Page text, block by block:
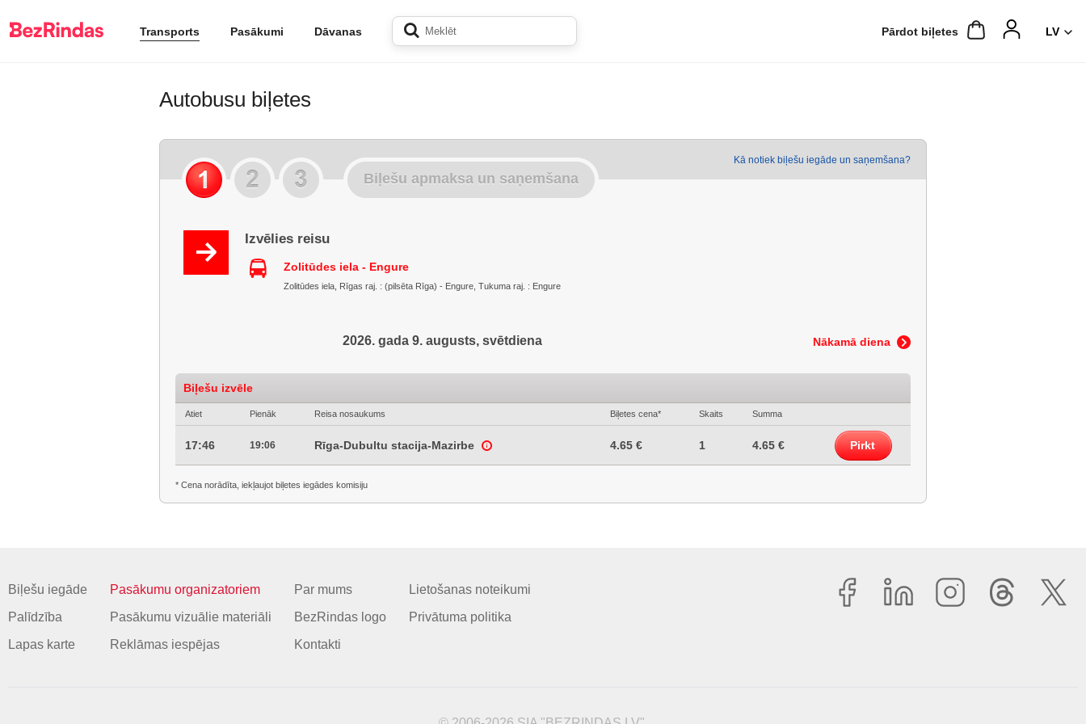
Transports Pasākumi Dāvanas Pārdot biļetes
Autobusu biļetes
Kā notiek biļešu iegāde un saņemšana?
Biļešu apmaksa un saņemšana
Izvēlies reisu
Zolitūdes iela - Engure
Zolitūdes iela, Rīgas raj. : (pilsēta Rīga) - Engure, Tukuma raj. : Engure
Nākamā diena
2026. gada 9. augusts, svētdiena
Biļešu izvēle
Atiet Pienāk Reisa nosaukums Biļetes cena* Skaits Summa
17:46 19:06 Rīga-Dubultu stacija-Mazirbe 4.65 € 1 4.65 € Pirkt
* Cena norādīta, iekļaujot biļetes iegādes komisiju
Biļešu iegāde
Palīdzība
Lapas karte
Pasākumu organizatoriem
Pasākumu vizuālie materiāli
Reklāmas iespējas
Par mums
BezRindas logo
Kontakti
Lietošanas noteikumi
Privātuma politika